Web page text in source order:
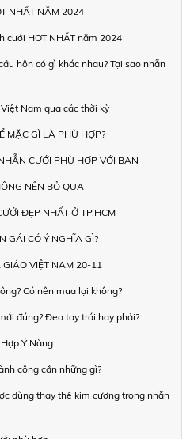
NHẤT NĂM 2024
cưới HOT NHẤT năm 2024
hôn có gì khác nhau? Tại sao nhẫn
Nam qua các thời kỳ
MẶC GÌ LÀ PHÙ HỢP?
CƯỚI PHÙ HỢP VỚI BẠN
NÊN BỎ QUA
ĐẸP NHẤT Ở TP.HCM
GÁI CÓ Ý NGHĨA GÌ?
VIỆT NAM 20-11
Có nên mua lại không?
đúng? Đeo tay trái hay phải?
Ý Nàng
công cần những gì?
dùng thay thế kim cương trong nhẫn